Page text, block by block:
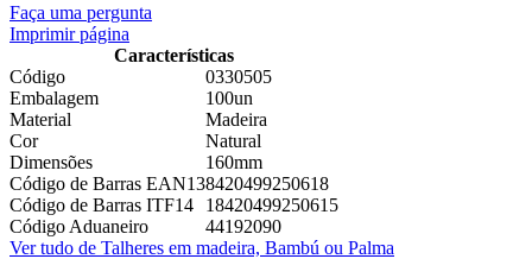
Faça uma pergunta
Imprimir página
Características
Código
0330505
Embalagem
100un
Material
Madeira
Cor
Natural
Dimensões
160mm
Código de Barras EAN138420499250618
Código de Barras ITF14
18420499250615
Código Aduaneiro
44192090
Ver tudo de Talheres em madeira, Bambú ou Palma